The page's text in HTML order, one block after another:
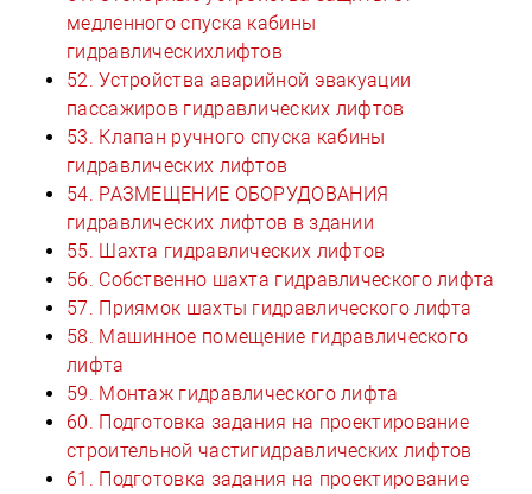
медленного спуска кабины
гидравлическихлифтов
52. Устройства аварийной эвакуации
пассажиров гидравлических лифтов
53. Клапан ручного спуска кабины
гидравлических лифтов
54. РАЗМЕЩЕНИЕ ОБОРУДОВАНИЯ
гидравлических лифтов в здании
55. Шахта гидравлических лифтов
56. Собственно шахта гидравлического лифта
57. Приямок шахты гидравлического лифта
58. Машинное помещение гидравлического
лифта
59. Монтаж гидравлического лифта
60. Подготовка задания на проектирование
строительной частигидравлических лифтов
61. Подготовка задания на проектирование